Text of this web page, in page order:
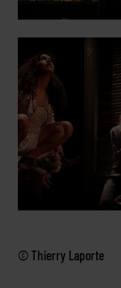
© Thierry Laporte